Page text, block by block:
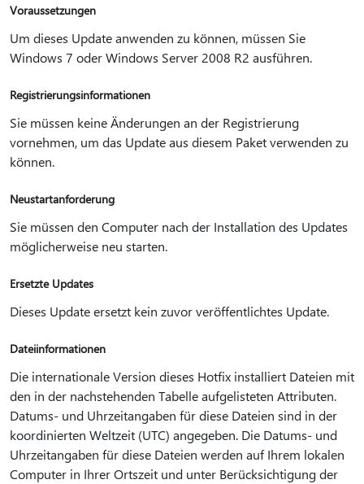
Voraussetzungen
Um dieses Update anwenden zu können, müssen Sie
Windows 7 oder Windows Server 2008 R2 ausführen.
Registrierungsinformationen
Sie müssen keine Änderungen an der Registrierung
vornehmen, um das Update aus diesem Paket verwenden zu
können.
Neustartanforderung
Sie müssen den Computer nach der Installation des Updates
möglicherweise neu starten.
Ersetzte Updates
Dieses Update ersetzt kein zuvor veröffentlichtes Update.
Dateiinformationen
Die internationale Version dieses Hotfix installiert Dateien mit
den in der nachstehenden Tabelle aufgelisteten Attributen.
Datums- und Uhrzeitangaben für diese Dateien sind in der
koordinierten Weltzeit (UTC) angegeben. Die Datums- und
Uhrzeitangaben für diese Dateien werden auf Ihrem lokalen
Computer in Ihrer Ortszeit und unter Berücksichtigung der